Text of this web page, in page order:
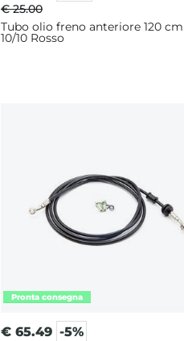
€ 25.00
Tubo olio freno anteriore 120 cm
10/10 Rosso
€ 65.49 -5%